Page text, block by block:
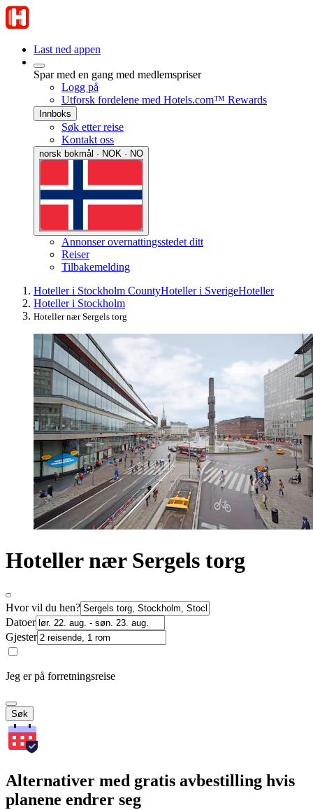
Last ned appen
Spar med en gang med medlemspriser
Logg på
Utforsk fordelene med Hotels.com™ Rewards
Innboks
Søk etter reise
Kontakt oss
norsk bokmål · NOK · NO
Annonser overnattingsstedet ditt
Reiser
Tilbakemelding
Hoteller i Stockholm CountyHoteller i SverigeHoteller
Hoteller i Stockholm
Hoteller nær Sergels torg
Hoteller nær Sergels torg
Hvor vil du hen?
Datoer
Gjester
Jeg er på forretningsreise
Søk
Alternativer med gratis avbestilling hvis
planene endrer seg